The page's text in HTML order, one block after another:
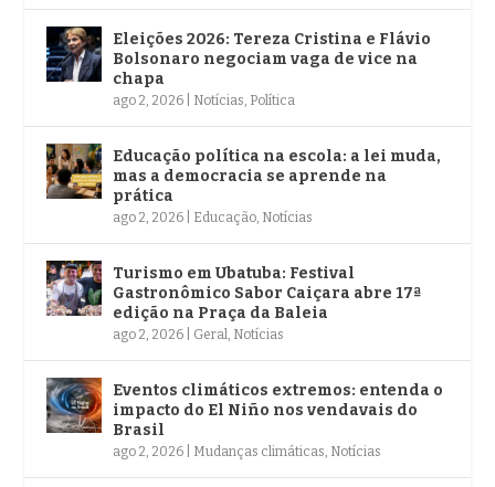
Eleições 2026: Tereza Cristina e Flávio
Bolsonaro negociam vaga de vice na
chapa
ago 2, 2026 Notícias Política
Educação política na escola: a lei muda,
mas a democracia se aprende na
prática
ago 2, 2026 Educação Notícias
Turismo em Ubatuba: Festival
Gastronômico Sabor Caiçara abre 17ª
edição na Praça da Baleia
ago 2, 2026 Geral Notícias
Eventos climáticos extremos: entenda o
impacto do El Niño nos vendavais do
Brasil
ago 2, 2026 Mudanças climáticas Notícias